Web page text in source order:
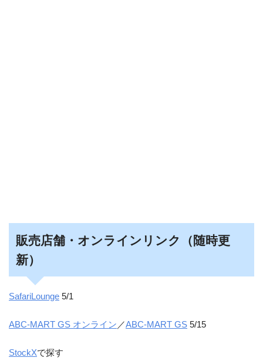
販売店舗・オンラインリンク（随時更
新）
SafariLounge 5/1
ABC-MART GS オンライン ／ABC-MART GS 5/15
StockXで探す